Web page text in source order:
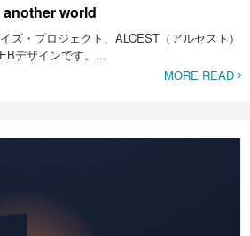
world
ズ・プロジェクト、ALCEST（アルセスト）
デザインです。...
MORE READ